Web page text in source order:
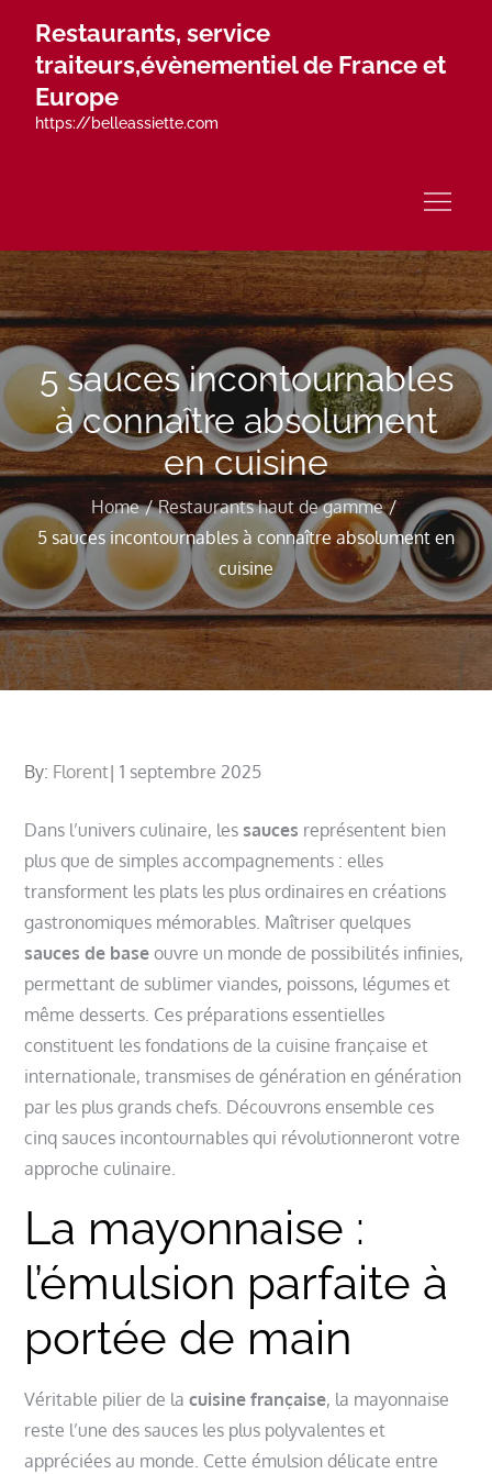
content
Restaurants, service
traiteurs,évènementiel de France et
Europe
https://belleassiette.com
5 sauces incontournables
à connaître absolument
en cuisine
Home
Restaurants haut de gamme
5 sauces incontournables à connaître absolument en
cuisine
By: Florent Posted
1 septembre 2025
Dans l’univers culinaire, les sauces représentent bien
plus que de simples accompagnements : elles
transforment les plats les plus ordinaires en créations
gastronomiques mémorables. Maîtriser quelques
sauces de base ouvre un monde de possibilités infinies,
permettant de sublimer viandes, poissons, légumes et
même desserts. Ces préparations essentielles
constituent les fondations de la cuisine française et
internationale, transmises de génération en génération
par les plus grands chefs. Découvrons ensemble ces
cinq sauces incontournables qui révolutionneront votre
approche culinaire.
La mayonnaise :
l’émulsion parfaite à
portée de main
Véritable pilier de lacuisine française, la mayonnaise
reste l’une des sauces les plus polyvalentes et
appréciées au monde. Cette émulsion délicate entre